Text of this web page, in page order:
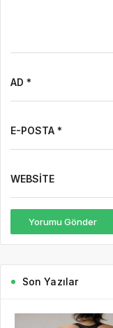
AD *
E-POSTA *
WEBSITE
Yorumu Gönder
Son Yazılar